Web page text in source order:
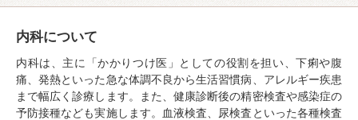
内科について
内科は、主に「かかりつけ医」としての役割を担い、下痢や腹
痛、発熱といった急な体調不良から生活習慣病、アレルギー疾患
まで幅広く診療します。また、健康診断後の精密検査や感染症の
予防接種なども実施します。血液検査、尿検査といった各種検査